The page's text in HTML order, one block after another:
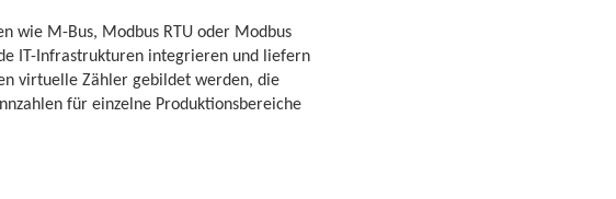
wie M-Bus, Modbus RTU oder Modbus
IT-Infrastrukturen integrieren und liefern
virtuelle Zähler gebildet werden, die
für einzelne Produktionsbereiche